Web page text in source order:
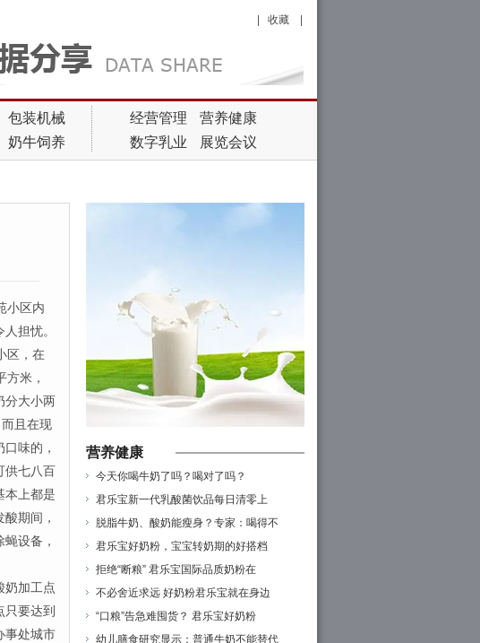
收藏
包装机械
奶牛饲养
经营管理
营养健康
数字乳业
展览会议
小区内
担忧。
区，在
米，
分大小两
且在现
味的，
供七八百
本上都是
期间，
设备，
加工点
要达到
事处城市
营养健康
今天你喝牛奶了吗？喝对了吗？
君乐宝新一代乳酸菌饮品每日清零上
脱脂牛奶、酸奶能瘦身？专家：喝得不
君乐宝好奶粉，宝宝转奶期的好搭档
拒绝“断粮” 君乐宝国际品质奶粉在
不必舍近求远 好奶粉君乐宝就在身边
“口粮”告急难囤货？ 君乐宝好奶粉
幼儿膳食研究显示：普通牛奶不能替代